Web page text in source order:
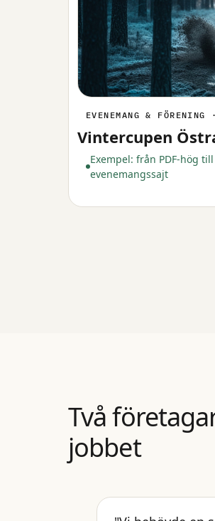
EVENEMANG & FÖRENING
Vintercupen
Exempel: från PDF-hög
evenemangssajt
Två
jobbet